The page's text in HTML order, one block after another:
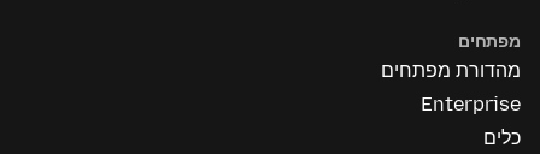
מפתחים
מהדורת מפתחים
Enterprise
כלים